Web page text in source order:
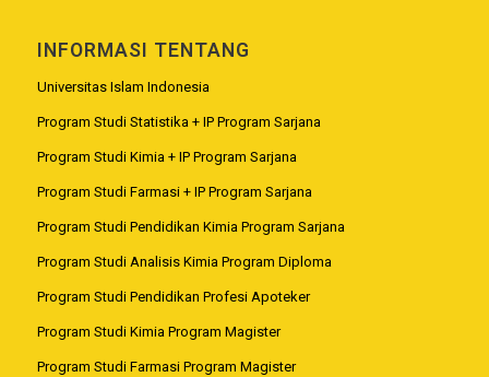
INFORMASI TENTANG
Universitas Islam Indonesia
Program Studi Statistika + IP Program Sarjana
Program Studi Kimia + IP Program Sarjana
Program Studi Farmasi + IP Program Sarjana
Program Studi Pendidikan Kimia Program Sarjana
Program Studi Analisis Kimia Program Diploma
Program Studi Pendidikan Profesi Apoteker
Program Studi Kimia Program Magister
Program Studi Farmasi Program Magister